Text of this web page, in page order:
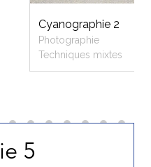
Cyanographie 2
Photographie
Techniques mixtes
5